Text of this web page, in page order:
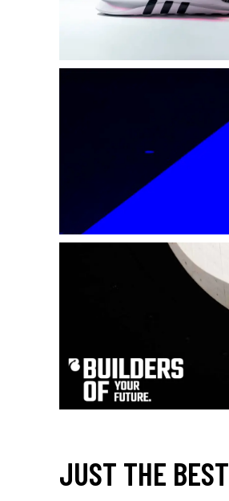
JUST THE BEST